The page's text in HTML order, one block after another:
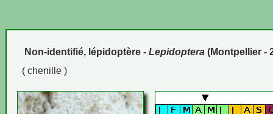
Non-identifié, lépidoptère -Lepidoptera (Montpellier -
( chenille )